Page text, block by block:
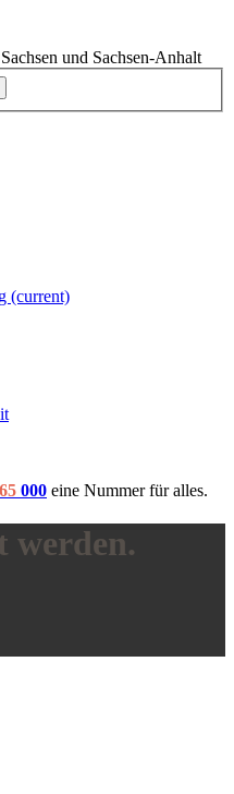
und Sachsen-Anhalt
(current)
000 eine Nummer für alles.
werden.